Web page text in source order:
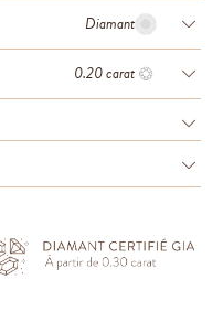
Diamant
0.20 carat